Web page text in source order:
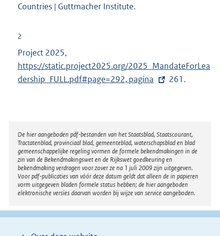
Countries | Guttmacher Institute.
2
Project 2025,
x
t
e
l
i
n
k
:
https://static.project2025.org/2025_MandateForLea
dership_FULL.pdf#page=292, pagina
261.
Disclaimer
De hier aangeboden pdf-bestanden van het Staatsblad, Staatscourant,
Tractatenblad, provinciaal blad, gemeenteblad, waterschapsblad en blad
gemeenschappelijke regeling vormen de formele bekendmakingen in de
zin van de Bekendmakingswet en de Rijkswet goedkeuring en
bekendmaking verdragen voor zover ze na 1 juli 2009 zijn uitgegeven.
Voor pdf-publicaties van vóór deze datum geldt dat alleen de in papieren
vorm uitgegeven bladen formele status hebben; de hier aangeboden
elektronische versies daarvan worden bij wijze van service aangeboden.